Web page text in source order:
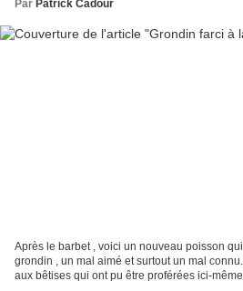
Par Patrick Cadour
Après le barbet , voici un nouveau poisson
grondin , un mal aimé et surtout un mal
aux bêtises qui ont pu être proférées ici-